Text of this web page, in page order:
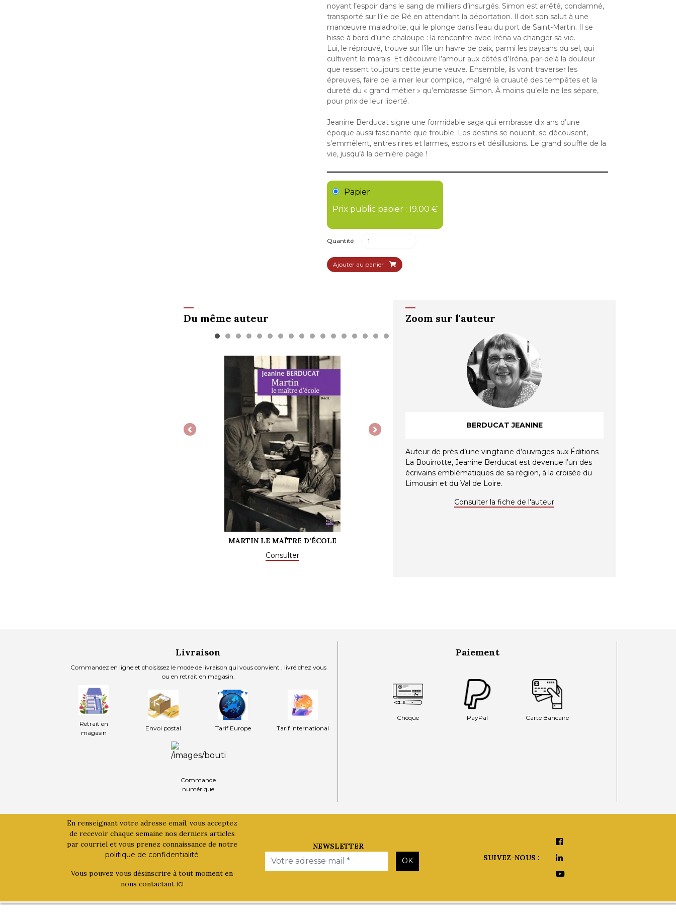
noyant l’espoir dans le sang de milliers d’insurgés. Simon est arrêté, condamné,
transporté sur l’île de Ré en attendant la déportation. Il doit son salut à une
manœuvre maladroite, qui le plonge dans l’eau du port de Saint-Martin. Il se
hisse à bord d’une chaloupe : la rencontre avec Iréna va changer sa vie.
Lui, le réprouvé, trouve sur l’île un havre de paix, parmi les paysans du sel, qui
cultivent le marais. Et découvre l’amour aux côtés d’Iréna, par-delà la douleur
que ressent toujours cette jeune veuve. Ensemble, ils vont traverser les
épreuves, faire de la mer leur complice, malgré la cruauté des tempêtes et la
dureté du « grand métier » qu’embrasse Simon. À moins qu’elle ne les sépare,
pour prix de leur liberté.
Jeanine Berducat signe une formidable saga qui embrasse dix ans d’une
époque aussi fascinante que trouble. Les destins se nouent, se décousent,
s’emmêlent, entres rires et larmes, espoirs et désillusions. Le grand souffle de la
vie, jusqu’à la dernière page !
Papier
Prix public papier : 19.00 €
Quantité
Ajouter au panier
Du même auteur
Previous Next
MARTIN LE MAÎTRE D’ÉCOLE
Consulter
Zoom sur l'auteur
BERDUCAT JEANINE
Auteur de près d’une vingtaine d’ouvrages aux Éditions
La Bouinotte, Jeanine Berducat est devenue l’un des
écrivains emblématiques de sa région, à la croisée du
Limousin et du Val de Loire.
Consulter la fiche de l'auteur
Livraison
Commandez en ligne et choisissez le mode de livraison qui vous convient , livré chez vous
ou en retrait en magasin.
Retrait en
magasin
Envoi postal Tarif Europe Tarif international
Commande
numérique
Paiement
Chèque PayPal Carte Bancaire
En renseignant votre adresse email, vous acceptez
de recevoir chaque semaine nos derniers articles
par courriel et vous prenez connaissance de notre
politique de confidentialité
Vous pouvez vous désinscrire à tout moment en
nous contactant ici
NEWSLETTER
Email OK SUIVEZ-NOUS :